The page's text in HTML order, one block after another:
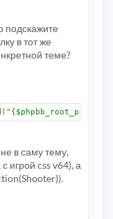
подскажите
в тот же
теме?
(
в саму тему,
игрой css v64), а